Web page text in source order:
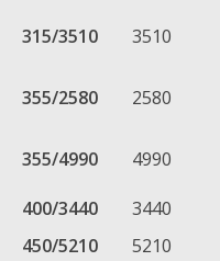
315/3510 3510
355/2580 2580
355/4990 4990
400/3440 3440
450/5210
5210